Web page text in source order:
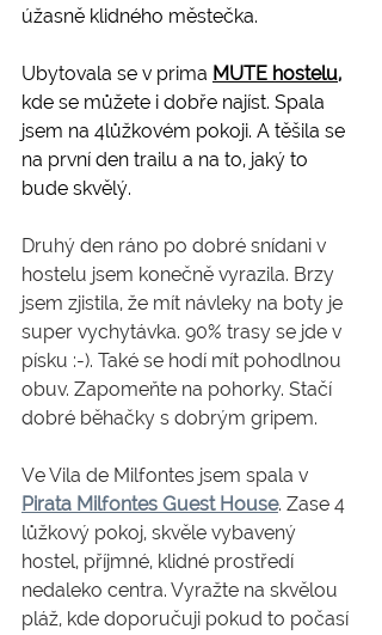
úžasně klidného městečka.
Ubytovala se v prima MUTE hostelu,
kde se můžete i dobře najíst. Spala
jsem na 4lůžkovém pokoji. A těšila se
na první den trailu a na to, jaký to
bude skvělý.
Druhý den ráno po dobré snídani v
hostelu jsem konečně vyrazila. Brzy
jsem zjistila, že mít návleky na boty je
super vychytávka. 90% trasy se jde v
písku :-). Také se hodí mít pohodlnou
obuv. Zapomeňte na pohorky. Stačí
dobré běhačky s dobrým gripem.
Ve Vila de Milfontes jsem spala v
Pirata Milfontes Guest House. Zase 4
lůžkový pokoj, skvěle vybavený
hostel, příjmné, klidné prostředí
nedaleko centra. Vyražte na skvělou
pláž, kde doporučuji pokud to počasí